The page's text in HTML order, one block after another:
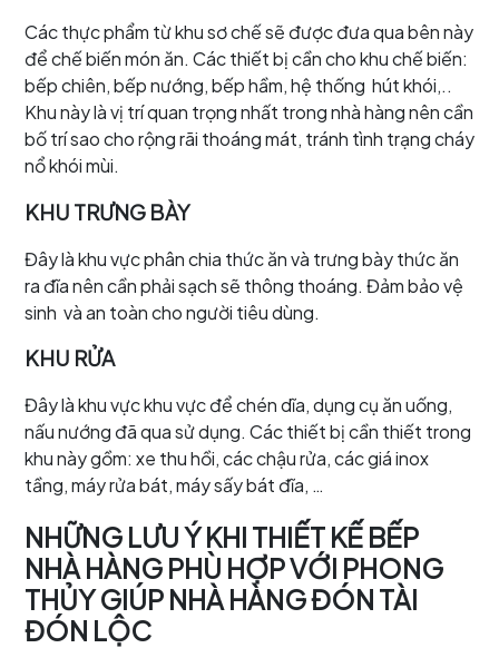
Các thực phẩm từ khu sơ chế sẽ được đưa qua bên này
để chế biến món ăn. Các thiết bị cần cho khu chế biến:
bếp chiên, bếp nướng, bếp hầm, hệ thống hút khói,..
Khu này là vị trí quan trọng nhất trong nhà hàng nên cần
bố trí sao cho rộng rãi thoáng mát, tránh tình trạng cháy
nổ khói mùi.
KHU TRƯNG BÀY
Đây là khu vực phân chia thức ăn và trưng bày thức ăn
ra đĩa nên cần phải sạch sẽ thông thoáng. Đảm bảo vệ
sinh và an toàn cho người tiêu dùng.
KHU RỬA
Đây là khu vực khu vực để chén dĩa, dụng cụ ăn uống,
nấu nướng đã qua sử dụng. Các thiết bị cần thiết trong
khu này gồm: xe thu hồi, các chậu rửa, các giá inox
tầng, máy rửa bát, máy sấy bát đĩa, …
NHỮNG LƯU Ý KHI THIẾT KẾ BẾP
NHÀ HÀNG PHÙ HỢP VỚI PHONG
THỦY GIÚP NHÀ HÀNG ĐÓN TÀI
ĐÓN LỘC